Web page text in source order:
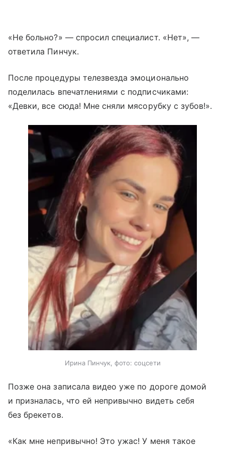
«Не больно?» — спросил специалист. «Нет», —
ответила Пинчук.
После процедуры телезвезда эмоционально
поделилась впечатлениями с подписчиками:
«Девки, все сюда! Мне сняли мясорубку с зубов!».
Ирина Пинчук, фото: соцсети
Позже она записала видео уже по дороге домой
и призналась, что ей непривычно видеть себя
без брекетов.
«Как мне непривычно! Это ужас! У меня такое